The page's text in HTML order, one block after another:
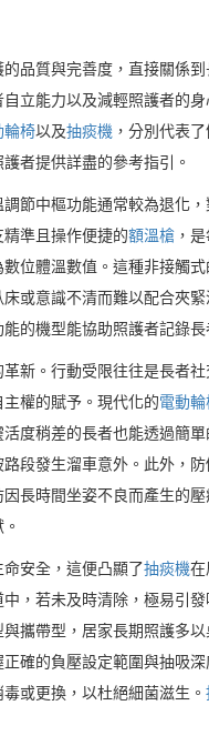
品質與完善度，直接關係
立能力以及減輕照護者的
輪椅以及抽痰機 ，分別代表
者提供詳盡的參考指引。
節中樞功能通常較為退化
準且操作便捷的額溫槍 ，
位體溫數值。這種非接觸
或意識不清而難以配合夾
的機型能協助照護者記錄
新。行動受限往往是長者
權的賦予。現代化的電動輪
度稍差的長者也能透過簡
段發生溜車意外。此外，
長時間坐姿不良而產生的
安全，這便凸顯了抽痰機在
，若未及時清除，極易引
攜帶型，居家長期照護多
確的負壓設定範圍與抽吸
或更換，以杜絕細菌滋生。